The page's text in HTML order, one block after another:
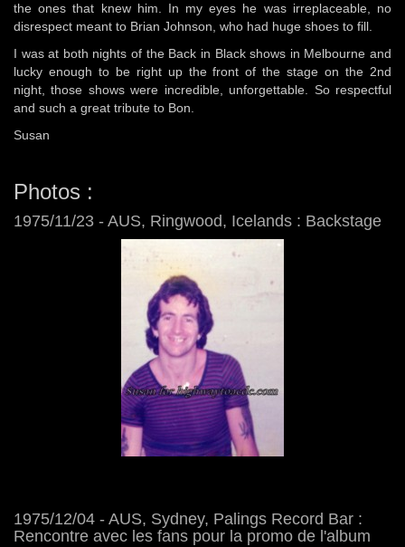
the ones that knew him. In my eyes he was irreplaceable, no
disrespect meant to Brian Johnson, who had huge shoes to fill.
I was at both nights of the Back in Black shows in Melbourne and
lucky enough to be right up the front of the stage on the 2nd
night, those shows were incredible, unforgettable. So respectful
and such a great tribute to Bon.
Susan
Photos :
1975/11/23 - AUS, Ringwood, Icelands : Backstage
1975/12/04 - AUS, Sydney, Palings Record Bar :
Rencontre avec les fans pour la promo de l'album